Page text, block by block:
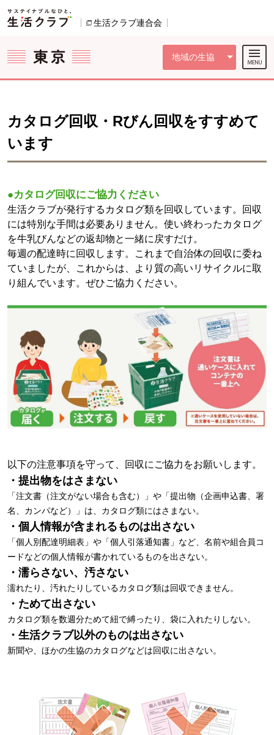
ページの先頭です。
生活クラブ連合会
地域の生協
ここからサイト内共通メニューです。
サイト内共通メニューをスキップする
サイト内共通メニューここまで。
カタログ回収・Rびん回収をすすめて
います
●カタログ回収にご協力ください
生活クラブが発行するカタログ類を回収しています。回収
には特別な手間は必要ありません。使い終わったカタログ
を牛乳びんなどの返却物と一緒に戻すだけ。
毎週の配達時に回収します。これまで自治体の回収に委ね
ていましたが、これからは、より質の高いリサイクルに取
り組んでいます。ぜひご協力ください。
以下の注意事項を守って、回収にご協力をお願いします。
・提出物をはさまない
「注文書（注文がない場合も含む）」や「提出物（企画申込書、署
名、カンパなど）」は、カタログ類にはさまない。
・個人情報が含まれるものは出さない
「個人別配達明細表」や「個人引落通知書」など、名前や組合員コ
ードなどの個人情報が書かれているものを出さない。
・濡らさない、汚さない
濡れたり、汚れたりしているカタログ類は回収できません。
・ためて出さない
カタログ類を数週分ためて紐で縛ったり、袋に入れたりしない。
・生活クラブ以外のものは出さない
新聞や、ほかの生協のカタログなどは回収に出さない。